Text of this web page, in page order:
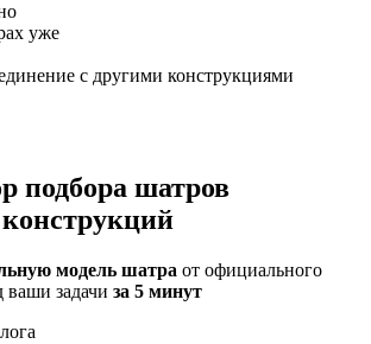
уже
с другими конструкциями
подбора шатров
модель шатра от официального
ваши задачи за 5 минут